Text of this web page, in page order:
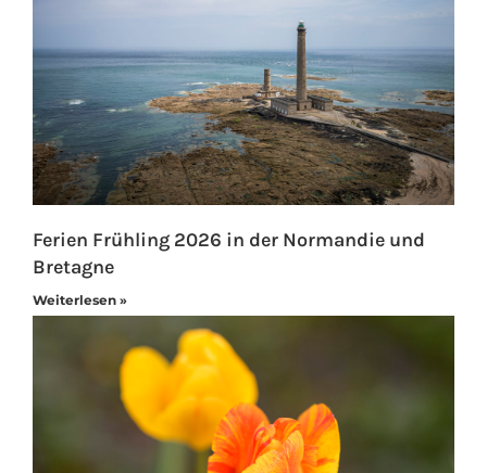
Ferien Frühling 2026 in der Normandie und
Bretagne
Weiterlesen »